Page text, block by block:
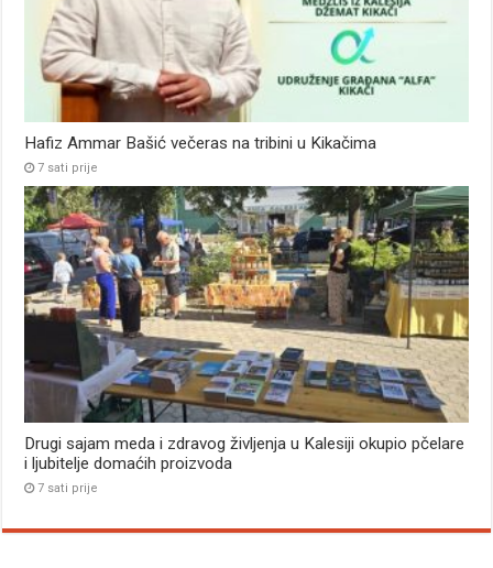
Hafiz Ammar Bašić večeras na tribini u Kikačima
7 sati prije
Drugi sajam meda i zdravog življenja u Kalesiji okupio pčelare
i ljubitelje domaćih proizvoda
7 sati prije